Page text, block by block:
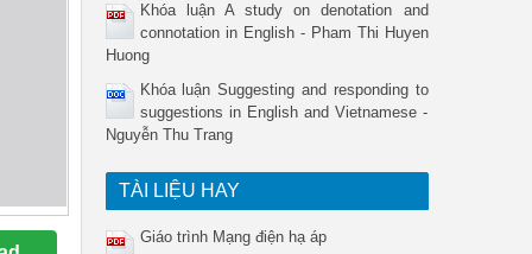
Khóa luận A study on denotation and
connotation in English - Pham Thi Huyen
Huong
Khóa luận Suggesting and responding to
suggestions in English and Vietnamese -
Nguyễn Thu Trang
TÀI LIỆU HAY
Giáo trình Mạng điện hạ áp